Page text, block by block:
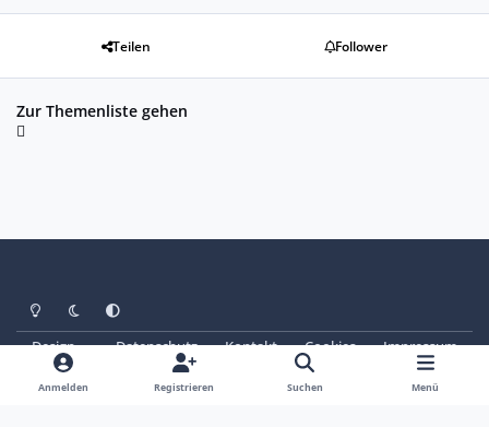
Teilen Follower
Zur Themenliste gehen
Heller ModusDunkler Modus
Systemeinstellung
Design Datenschutz Kontakt Cookies
Impressum
© Copyright 2025 - SAABoteure e. V.
Powered by Invision Community
Anmelden Registrieren Suchen Menü